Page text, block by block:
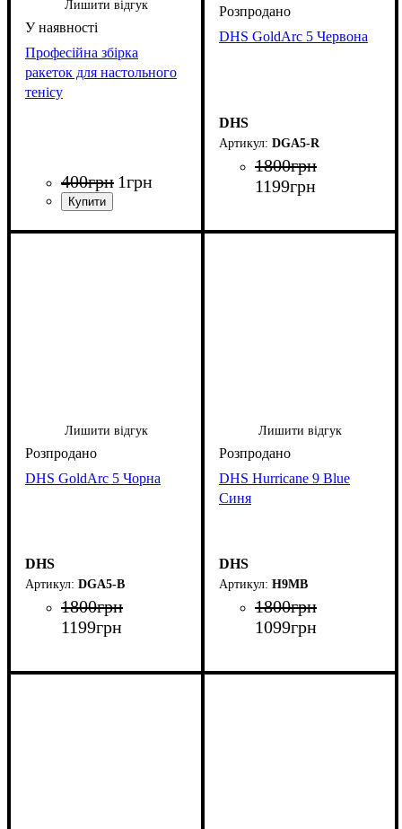
Лишити відгук
Професійна збірка
ракеток для настольного
тенісу
400грн 1грн
DHS GoldArc 5 Червона
DHS
DGA5-R
1800грн
1199грн
Лишити відгук
DHS GoldArc 5 Чорна
DHS
DGA5-B
1800грн
1199грн
Лишити відгук
DHS Hurricane 9 Blue
Синя
DHS
H9MB
1800грн
1099грн